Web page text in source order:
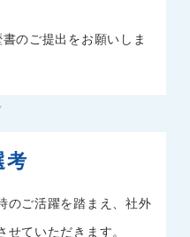
のご提出をお願いしま
考
のご活躍を踏まえ、社外
ていただきます。